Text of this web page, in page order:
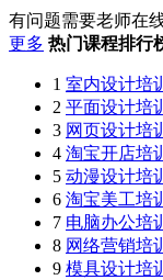
有问题需要老师在
更多 热门课程排行
1 室内设计培
2 平面设计培
3 网页设计培
4 淘宝开店培
5 动漫设计培
6 淘宝美工培
7 电脑办公培
8 网络营销培
9 模具设计培